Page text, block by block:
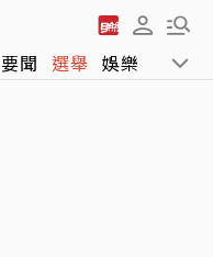
要聞 選舉 娛樂 運動